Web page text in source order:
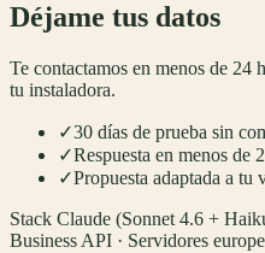
Déjame tus datos
Te contactamos en menos de 24
tu instaladora.
✓30 días de prueba sin
✓Respuesta en menos de
✓Propuesta adaptada a tu
Stack Claude (Sonnet 4.6 +
Business API · Servidores